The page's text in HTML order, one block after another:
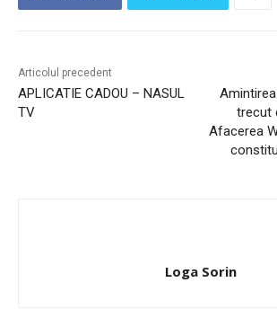
Articolul precedent
APLICATIE CADOU – NASUL
TV
trecut
Afacerea
Loga Sorin